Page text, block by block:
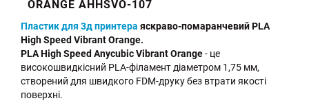
ORANGE AHHSVO-107
Пластик для 3д принтера яскраво-помаранчевий PLA
High Speed Vibrant Orange.
PLA High Speed Anycubic Vibrant Orange- це
високошвидкісний PLA-філамент діаметром 1,75 мм,
створений для швидкого FDM-друку без втрати якості
поверхні.